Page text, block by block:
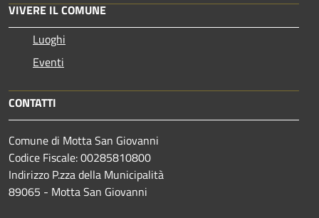
VIVERE IL COMUNE
Luoghi
Eventi
CONTATTI
Comune di Motta San Giovanni
Codice Fiscale: 00285810800
Indirizzo P.zza della Municipalità
89065 - Motta San Giovanni